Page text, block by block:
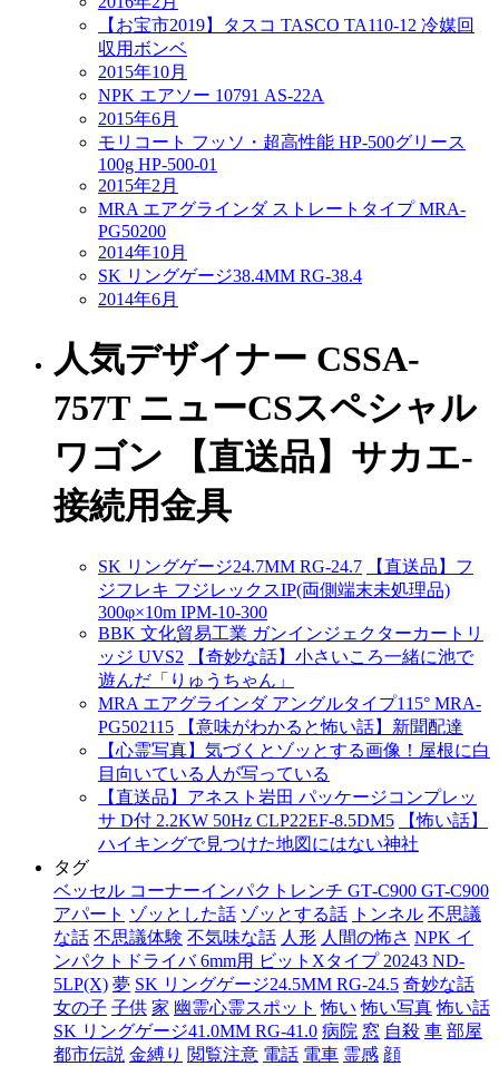
【お宝市2019】タスコ TASCO TA110-12 冷媒回
収用ボンベ
2015年10月
NPK エアソー 10791 AS-22A
2015年6月
モリコート フッソ・超高性能 HP-500グリース
100g HP-500-01
2015年2月
MRA エアグラインダ ストレートタイプ MRA-
PG50200
2014年10月
SK リングゲージ38.4MM RG-38.4
2014年6月
人気デザイナー CSSA-
757T ニューCSスペシャル
ワゴン 【直送品】サカエ-
接続用金具
SK リングゲージ24.7MM RG-24.7
【直送品】フ
ジフレキ フジレックスIP(両側端末未処理品)
300φ×10m IPM-10-300
BBK 文化貿易工業 ガンインジェクターカートリ
ッジ UVS2
【奇妙な話】小さいころ一緒に池で
遊んだ「りゅうちゃん」
MRA エアグラインダ アングルタイプ115° MRA-
PG502115
【意味がわかると怖い話】新聞配達
【心霊写真】気づくとゾッとする画像！屋根に白
目向いている人が写っている
【直送品】アネスト岩田 パッケージコンプレッ
サ D付 2.2KW 50Hz CLP22EF-8.5DM5
【怖い話】
ハイキングで見つけた地図にはない神社
タグ
ベッセル コーナーインパクトレンチ GT‐C900 GT-C900
アパート ゾッとした話 ゾッとする話 トンネル 不思議
な話 不思議体験 不気味な話 人形 人間の怖さ NPK イ
ンパクトドライバ 6mm用 ビットXタイプ 20243 ND-
5LP(X) 夢 SK リングゲージ24.5MM RG-24.5 奇妙な話
女の子 子供 家 幽霊心霊スポット 怖い 怖い写真 怖い話
SK リングゲージ41.0MM RG-41.0 病院 窓 自殺 車 部屋
都市伝説 金縛り 閲覧注意 電話 電車 霊感 顔